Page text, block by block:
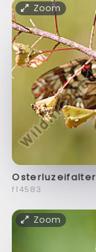
Zoom
Osterluzeifalter
f14583
Zoom